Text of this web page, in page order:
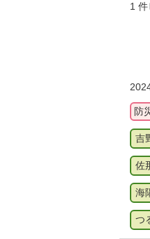
1 件
防
吉
佐
海
つ